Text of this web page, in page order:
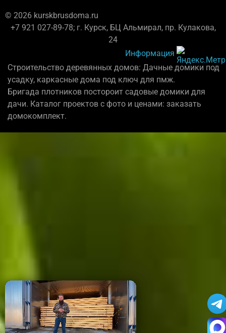
© 2026 kurskbrusdoma.ru
+7 921 027-89-78; г. Курск, БЦ Альмирал, пр. Кулакова,
24
Информация
Строительство деревянных домов: Дачные домики под
усадку, каркасные дома под ключ для пмж.
Бригада плотников постороит садовые домики для
дачи. Каталог проектов с фото и ценами: заказать
домокомплект.